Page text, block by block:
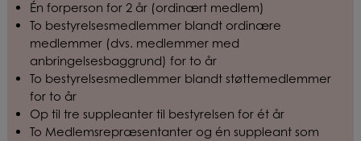
Én forperson for 2 år (ordinært medlem)
To bestyrelsesmedlemmer blandt ordinære
medlemmer (dvs. medlemmer med
anbringelsesbaggrund) for to år
To bestyrelsesmedlemmer blandt støttemedlemmer
for to år
Op til tre suppleanter til bestyrelsen for ét år
To Medlemsrepræsentanter og én suppleant som